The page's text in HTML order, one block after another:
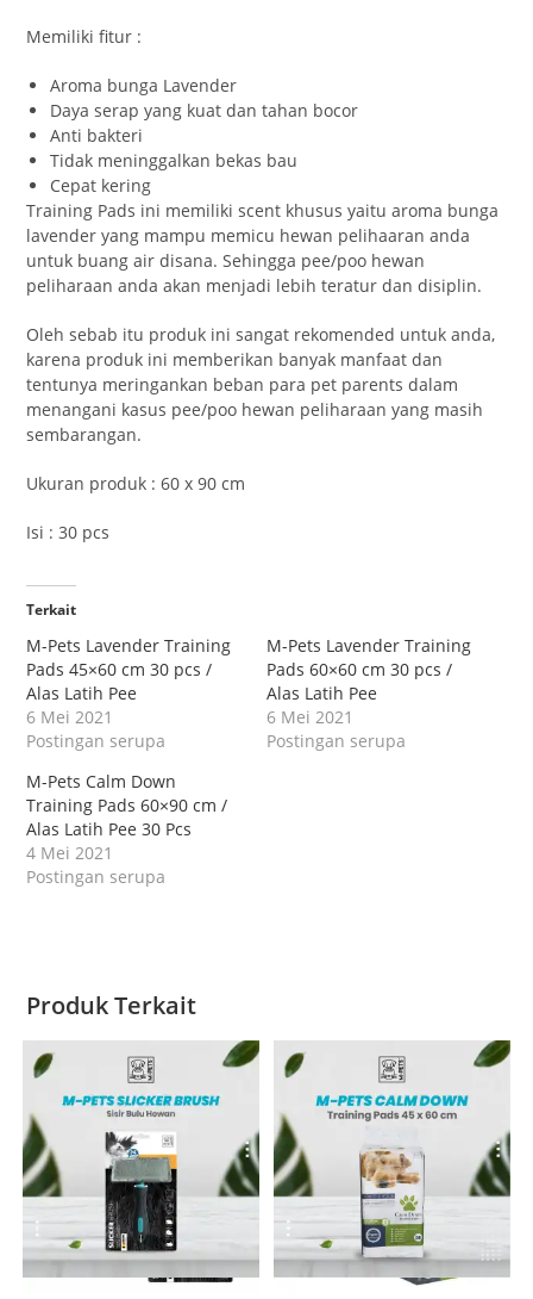
Memiliki fitur :
Aroma bunga Lavender
Daya serap yang kuat dan tahan bocor
Anti bakteri
Tidak meninggalkan bekas bau
Cepat kering
Training Pads ini memiliki scent khusus yaitu aroma bunga
lavender yang mampu memicu hewan pelihaaran anda
untuk buang air disana. Sehingga pee/poo hewan
peliharaan anda akan menjadi lebih teratur dan disiplin.
Oleh sebab itu produk ini sangat rekomended untuk anda,
karena produk ini memberikan banyak manfaat dan
tentunya meringankan beban para pet parents dalam
menangani kasus pee/poo hewan peliharaan yang masih
sembarangan.
Ukuran produk : 60 x 90 cm
Isi : 30 pcs
Terkait
M-Pets Lavender Training
Pads 45×60 cm 30 pcs /
Alas Latih Pee
6 Mei 2021
Postingan serupa
M-Pets Lavender Training
Pads 60×60 cm 30 pcs /
Alas Latih Pee
6 Mei 2021
Postingan serupa
M-Pets Calm Down
Training Pads 60×90 cm /
Alas Latih Pee 30 Pcs
4 Mei 2021
Postingan serupa
Produk Terkait
Quick View Quick View